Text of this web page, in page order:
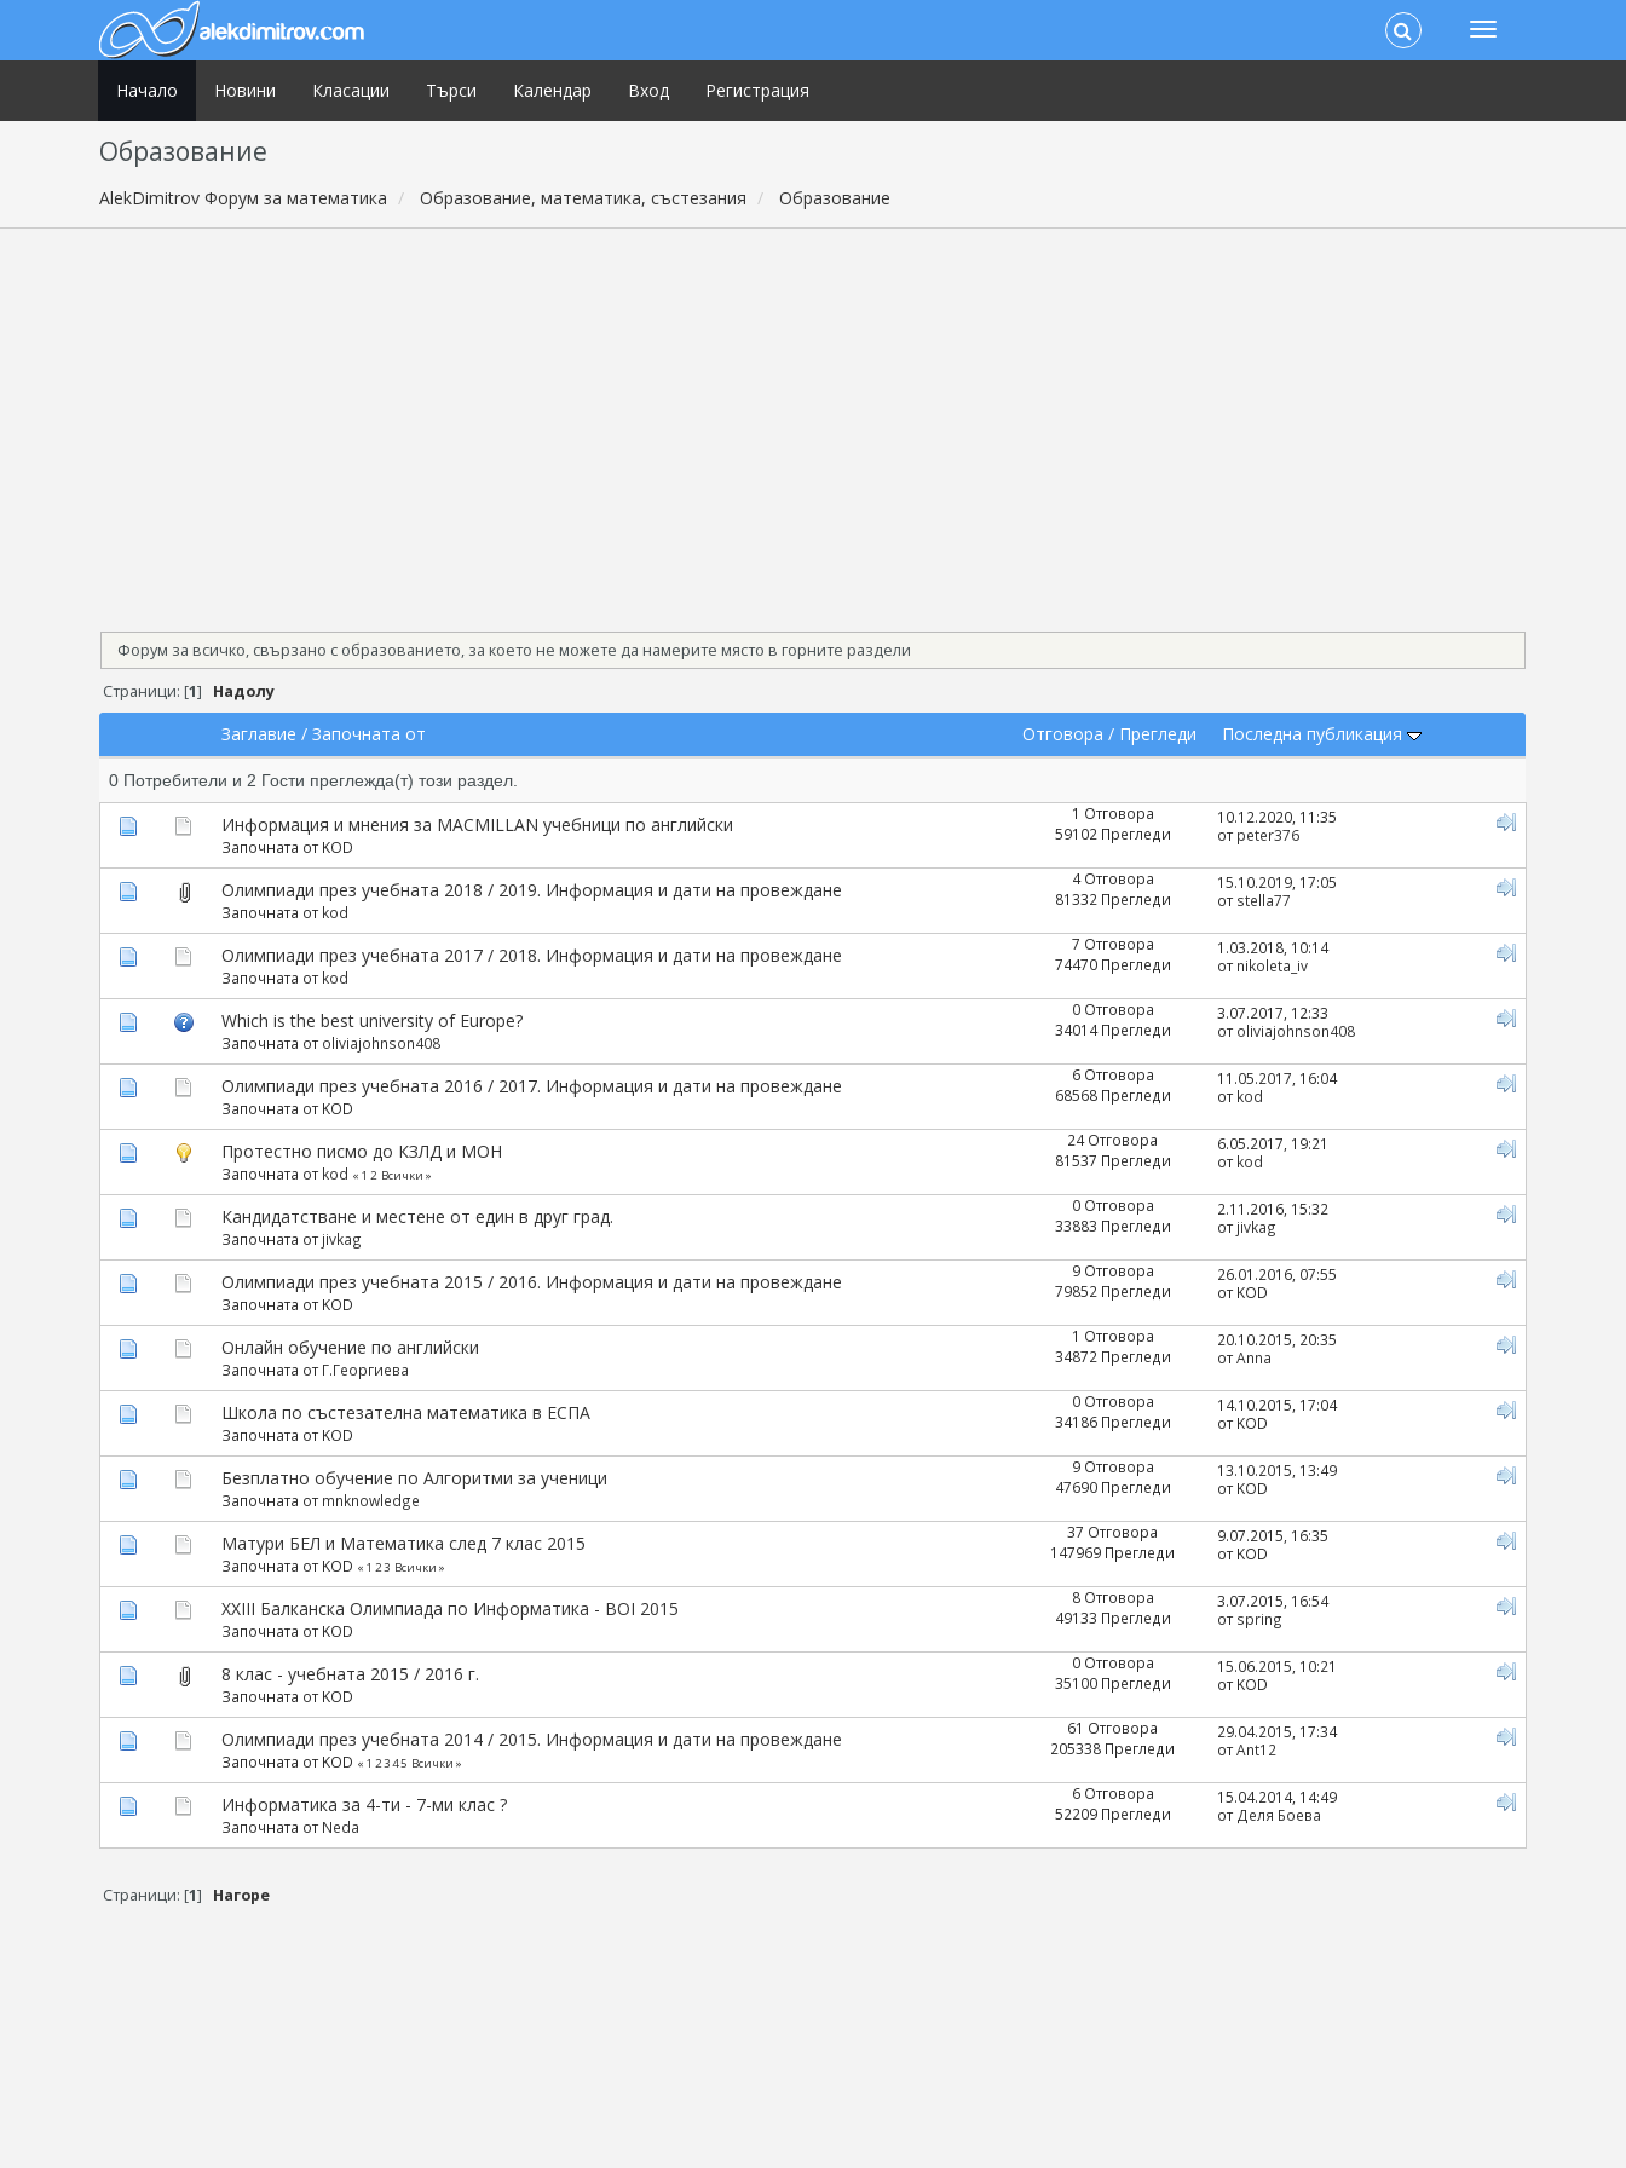
Начало Новини Класации Търси Календар Вход Регистрация
Образование
AlekDimitrov Форум за математика Образование, математика, състезания Образование
Форум за всичко, свързано с образованието, за което не можете да намерите място в горните раздели
Страници: [1] Надолу
Заглавие /Започната от Отговора / Прегледи Последна публикация
0 Потребители и 2 Гости преглежда(т) този раздел.
Информация и мнения за MACMILLAN учебници по английски
Започната от KOD
1 Отговора
59102 Прегледи
10.12.2020, 11:35
от peter376
Олимпиади през учебната 2018 / 2019. Информация и дати на провеждане
Започната от kod
4 Отговора
81332 Прегледи
15.10.2019, 17:05
от stella77
Олимпиади през учебната 2017 / 2018. Информация и дати на провеждане
Започната от kod
7 Отговора
74470 Прегледи
1.03.2018, 10:14
от nikoleta_iv
Which is the best university of Europe?
Започната от oliviajohnson408
0 Отговора
34014 Прегледи
3.07.2017, 12:33
от oliviajohnson408
Олимпиади през учебната 2016 / 2017. Информация и дати на провеждане
Започната от KOD
6 Отговора
68568 Прегледи
11.05.2017, 16:04
от kod
Протестно писмо до КЗЛД и МОН
Започната от kod «1 2 Всички »
24 Отговора
81537 Прегледи
6.05.2017, 19:21
от kod
Кандидатстване и местене от един в друг град.
Започната от jivkag
0 Отговора
33883 Прегледи
2.11.2016, 15:32
от jivkag
Олимпиади през учебната 2015 / 2016. Информация и дати на провеждане
Започната от KOD
9 Отговора
79852 Прегледи
26.01.2016, 07:55
от KOD
Онлайн обучение по английски
Започната от Г.Георгиева
1 Отговора
34872 Прегледи
20.10.2015, 20:35
отAnna
Школа по състезателна математика в ЕСПА
Започната от KOD
0 Отговора
34186 Прегледи
14.10.2015, 17:04
от KOD
Безплатно обучение по Алгоритми за ученици
Започната от mnknowledge
9 Отговора
47690 Прегледи
13.10.2015, 13:49
от KOD
Матури БЕЛ и Математика след 7 клас 2015
Започната от KOD «1 23 Всички »
37 Отговора
147969 Прегледи
9.07.2015, 16:35
от KOD
XXIII Балканска Олимпиада по Информатика - BOI 2015
Започната от KOD
8 Отговора
49133 Прегледи
3.07.2015, 16:54
от spring
8 клас - учебната 2015 / 2016 г.
Започната от KOD
0 Отговора
35100 Прегледи
15.06.2015, 10:21
от KOD
Олимпиади през учебната 2014 / 2015. Информация и дати на провеждане
Започната от KOD «1 2345 Всички »
61 Отговора
205338 Прегледи
29.04.2015, 17:34
отAnt12
Информатика за 4-ти - 7-ми клас ?
Започната от Neda
6 Отговора
52209 Прегледи
15.04.2014, 14:49
от Деля Боева
Страници: [1] Нагоре